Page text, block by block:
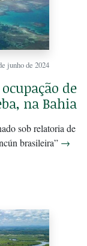
junho de 2024
de
na Bahia
sob relatoria de
brasileira” →